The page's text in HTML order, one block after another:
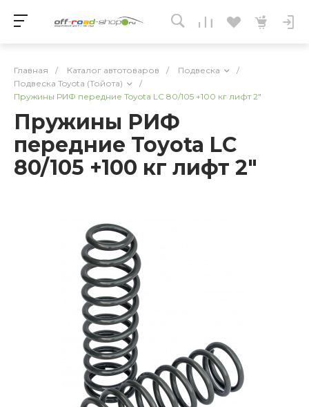
Главная / Каталог автотоваров / Подвеска
/
Подвеска Toyota (Тойота)
/
Пружины РИФ передние Toyota LC 80/105 +100 кг лифт 2"
Пружины РИФ
передние Toyota LC
80/105 +100 кг лифт 2"